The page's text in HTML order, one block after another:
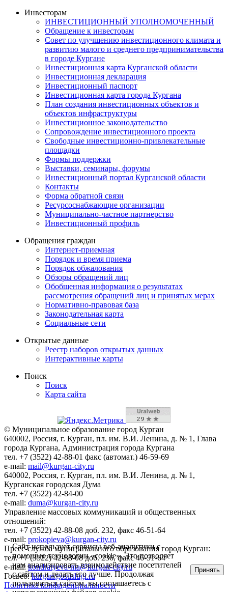
Инвесторам
ИНВЕСТИЦИОННЫЙ УПОЛНОМОЧЕННЫЙ
Обращение к инвесторам
Совет по улучшению инвестиционного климата и
развитию малого и среднего предпринимательства
в городе Кургане
Инвестиционная карта Курганской области
Инвестиционная декларация
Инвестиционный паспорт
Инвестиционная карта города Кургана
План создания инвестиционных объектов и
объектов инфраструктуры
Инвестиционное законодательство
Сопровождение инвестиционного проекта
Свободные инвестиционно-привлекательные
площадки
Формы поддержки
Выставки, семинары, форумы
Инвестиционный портал Курганской области
Контакты
Форма обратной связи
Ресурсоснабжающие организации
Муниципально-частное партнерство
Инвестиционный профиль
Обращения граждан
Интернет-приемная
Порядок и время приема
Порядок обжалования
Обзоры обращений лиц
Обобщенная информация о результатах
рассмотрения обращений лиц и принятых мерах
Нормативно-правовая база
Законодательная карта
Социальные сети
Открытые данные
Реестр наборов открытых данных
Интерактивные карты
Поиск
Поиск
Карта сайта
© Муниципальное образование город Курган
640002, Россия, г. Курган, пл. им. В.И. Ленина, д. № 1, Глава
города Кургана, Администрация города Кургана
тел. +7 (3522) 42-88-01 факс (автомат.) 46-59-69
e-mail: mail@kurgan-city.ru
640002, Россия, г. Курган, пл. им. В.И. Ленина, д. № 1,
Курганская городская Дума
тел. +7 (3522) 42-84-00
e-mail: duma@kurgan-city.ru
Управление массовых коммуникаций и общественных
отношений:
тел. +7 (3522) 42-88-08 доб. 232, факс 46-51-64
e-mail: prokopieva@kurgan-city.ru
Пресс-служба муниципального образования город Курган:
тел. +7 (3522) 42-88-08 доб. 236, факс 46-51-64
e-mail:kondratyeva-ma@kurgan-city.ru
Госвеб:kurgan.gosuslugi.ru
Политика конфиденциальности
Сайт использует сервисы веб-аналитики с
помощью технологии «cookie». Это позволяет
нам анализировать взаимодействие посетителей
с сайтом и делать его лучше. Продолжая
пользоваться сайтом, вы соглашаетесь с
Принять